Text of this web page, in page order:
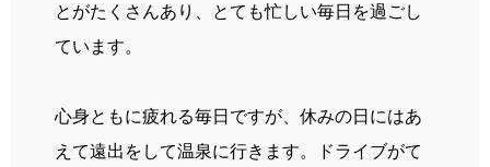
病院ホームページ
とがたくさんあり、とても忙しい毎日を過ごし
ています。
心身ともに疲れる毎日ですが、休みの日にはあ
えて遠出をして温泉に行きます。ドライブがて